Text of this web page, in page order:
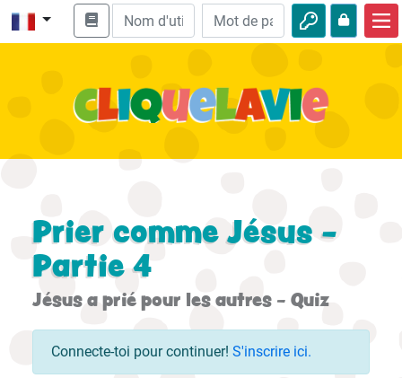
Enseignement biblique
Aventures
Prier comme Jésus -
Partie 4
Jésus a prié pour les autres - Quiz
Connecte-toi pour continuer! S'inscrire ici.